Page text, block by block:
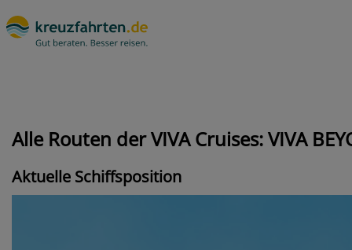
Alle Routen der VIVA Cruises: VIVA
Aktuelle Schiffsposition